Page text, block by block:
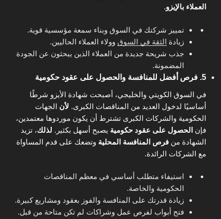
العملاء بالإيزو.
تمييز شركتك في السوق وبناء سمعة مؤسسية قوية.
زيادة الثقة في السوق وولاء العملاء الحاليين.
جذب شريحة جديدة من العملاء الذين يبحثون عن الجودة
المضمونة.
5. فرص أفضل للمنافسة والحصول على عقود حكومية
في السوق الكويتي والخليجي، أصبحت شهادة الأيزو شرطًا
أساسيًا لدخول العديد من المناقصات الكبرى. لأن الجهات
الحكومية والشركات الكبرى تشترط أن يكون موردوها معتمدين،
فإن الحصول على عقود حكومية يصبح أسهل بكثير. لذلك، تزيد
الشهادة من فرص المنافسة المحلية وتضعك على قدم المساواة
مع الشركات الرائدة.
استيفاء متطلب أساسي في معظم المناقصات
الحكومية والخاصة.
زيادة قدرتك على المنافسة والفوز بعقود ومشاريع كبيرة.
فتح أبواب لفرص عمل وشراكات لم تكن متاحة من قبل.